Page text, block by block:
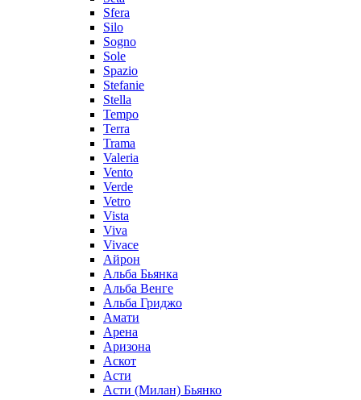
Sfera
Silo
Sogno
Sole
Spazio
Stefanie
Stella
Tempo
Terra
Trama
Valeria
Vento
Verde
Vetro
Vista
Viva
Vivace
Айрон
Альба Бьянка
Альба Венге
Альба Гриджо
Амати
Арена
Аризона
Аскот
Асти
Асти (Милан) Бьянко